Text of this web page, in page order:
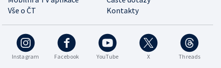
Vše o ČT
Kontakty
Instagram Facebook YouTube X Threads